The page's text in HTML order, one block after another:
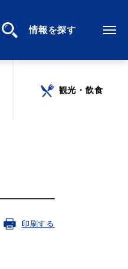
情報を探す
情報を探す
観光・飲食
観光・飲食
印刷する